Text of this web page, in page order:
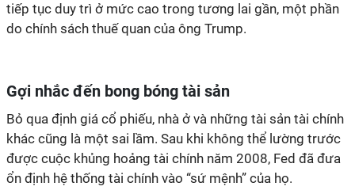
tiếp tục duy trì ở mức cao trong tương lai gần, một phần
do chính sách thuế quan của ông Trump.
Gợi nhắc đến bong bóng tài sản
Bỏ qua định giá cổ phiếu, nhà ở và những tài sản tài chính
khác cũng là một sai lầm. Sau khi không thể lường trước
được cuộc khủng hoảng tài chính năm 2008, Fed đã đưa
ổn định hệ thống tài chính vào “sứ mệnh” của họ.